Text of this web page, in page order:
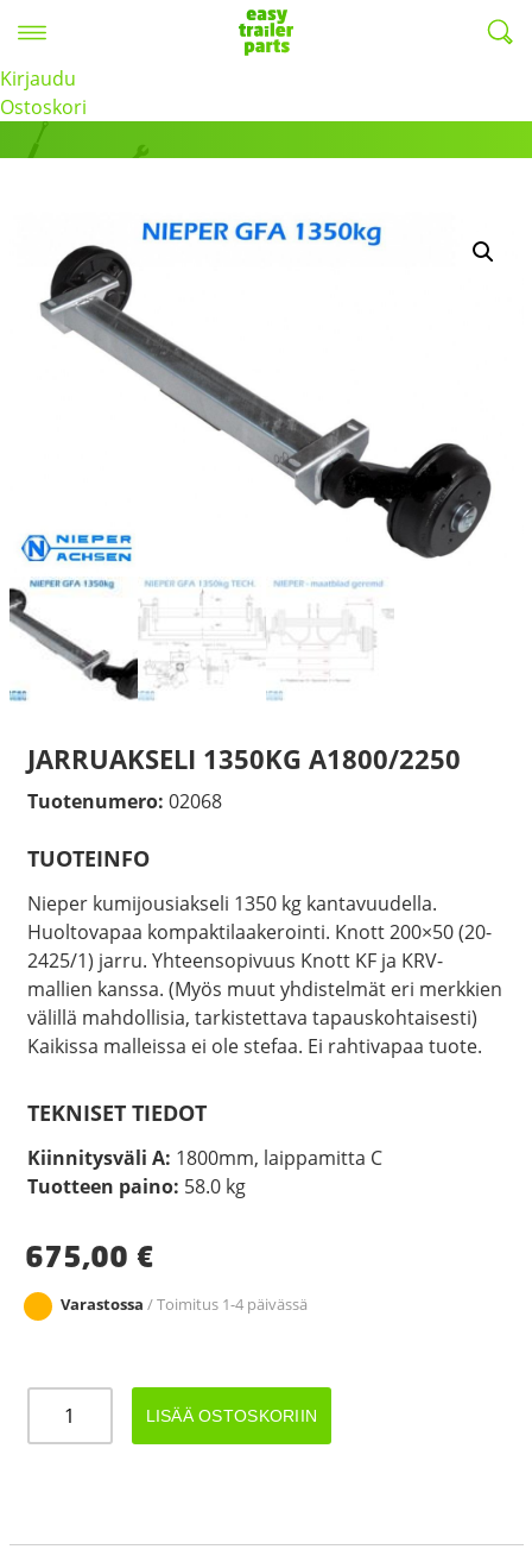
Kirjaudu
Ostoskori
Tuotteet
JARRUAKSELI 1350KG A1800/2250
Tuotenumero: 02068
TUOTEINFO
Nieper kumijousiakseli 1350 kg kantavuudella.
Huoltovapaa kompaktilaakerointi. Knott 200×50 (20-
2425/1) jarru. Yhteensopivuus Knott KF ja KRV-
mallien kanssa. (Myös muut yhdistelmät eri merkkien
välillä mahdollisia, tarkistettava tapauskohtaisesti)
Kaikissa malleissa ei ole stefaa. Ei rahtivapaa tuote.
TEKNISET TIEDOT
Kiinnitysväli A: 1800mm, laippamitta C
Tuotteen paino: 58.0 kg
675,00 €
Varastossa / Toimitus 1-4 päivässä
1350KG
LISÄÄ OSTOSKORIIN